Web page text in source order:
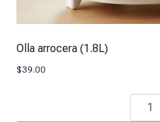
Olla arrocera (1.8L)
$39.00